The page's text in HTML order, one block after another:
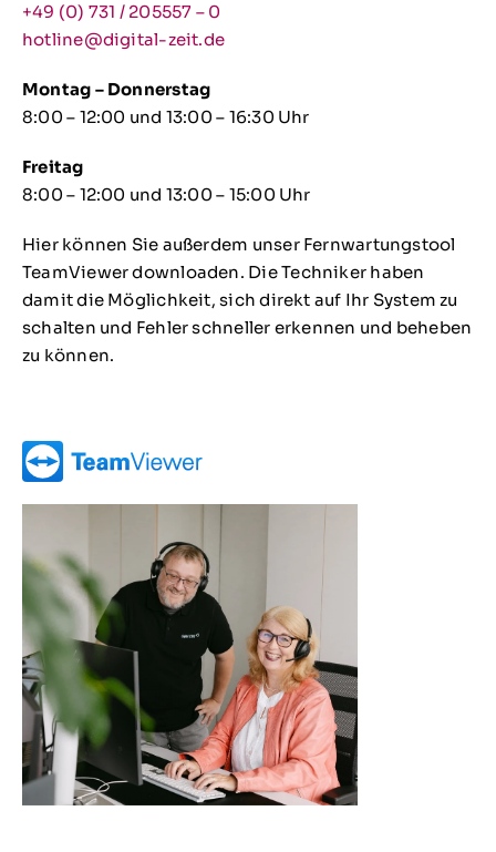
+49 (0) 731 / 205557 – 0
hotline@digital-zeit.de
Montag – Donnerstag
8:00 – 12:00 und 13:00 – 16:30 Uhr
Freitag
8:00 – 12:00 und 13:00 – 15:00 Uhr
Hier können Sie außerdem unser Fernwartungstool
TeamViewer downloaden. Die Techniker haben
damit die Möglichkeit, sich direkt auf Ihr System zu
schalten und Fehler schneller erkennen und beheben
zu können.